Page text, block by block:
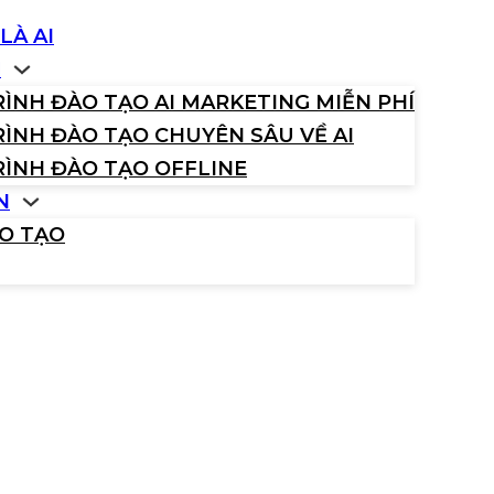
AI
ĐÀO TẠO AI MARKETING MIỄN PHÍ
ĐÀO TẠO CHUYÊN SÂU VỀ AI
ĐÀO TẠO OFFLINE
TẠO